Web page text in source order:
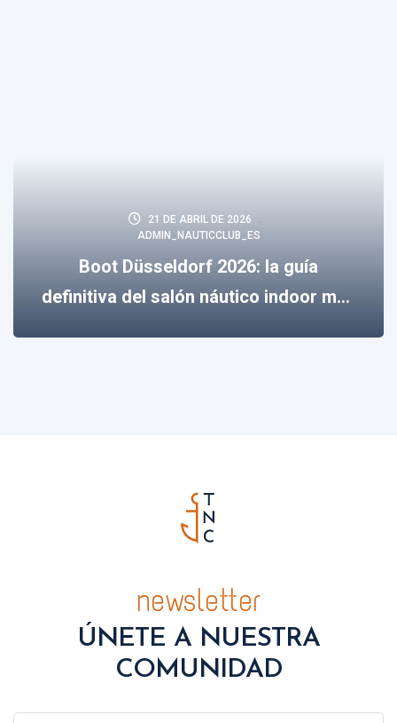
21 DE ABRIL DE 2026
ADMIN_NAUTICCLUB_ES
Boot Düsseldorf 2026: la guía
definitiva del salón náutico indoor más
newsletter
ÚNETE A NUESTRA
COMUNIDAD